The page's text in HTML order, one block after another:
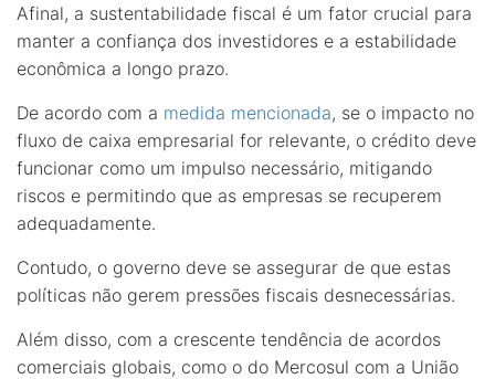
Afinal, a sustentabilidade fiscal é um fator crucial para
manter a confiança dos investidores e a estabilidade
econômica a longo prazo.
De acordo com a medida mencionada, se o impacto no
fluxo de caixa empresarial for relevante, o crédito deve
funcionar como um impulso necessário, mitigando
riscos e permitindo que as empresas se recuperem
adequadamente.
Contudo, o governo deve se assegurar de que estas
políticas não gerem pressões fiscais desnecessárias.
Além disso, com a crescente tendência de acordos
comerciais globais, como o do Mercosul com a União